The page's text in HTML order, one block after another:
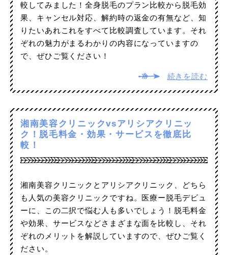
較してみました！全身脱毛のプラン比較から脱毛効
果、キャンセル対応、解約時の返金の有無など、知
りたいあれこれをすべて比較調査しています。それ
ぞれの魅力がまるわかりの内容になっていますの
で、ぜひご覧ください！
続きを読む
湘南美容クリニックvsアリシアクリニッ
ク！脱毛料金・効果・サービスを徹底比
較！
湘南美容クリニックとアリシアクリニック、どちら
も人気の美容クリニックですね。医療ー脱毛デビュ
ーに、この二択で悩む人も多いでしょう！脱毛料金
や効果、サービスなどさまざまな面を比較し、それ
ぞれのメリットを解説していますので、ぜひご覧く
ださい。